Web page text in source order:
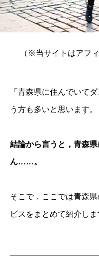
（※当サイトはアフ
「青森県に住んでいて
う方も多いと思います。
結論から言うと，青森
ん……。
そこで，ここでは青森
ビスをまとめて紹介しま